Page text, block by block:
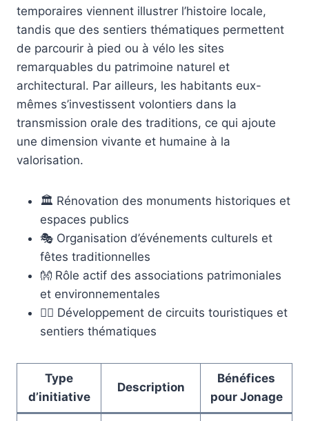
temporaires viennent illustrer l’histoire locale,
tandis que des sentiers thématiques permettent
de parcourir à pied ou à vélo les sites
remarquables du patrimoine naturel et
architectural. Par ailleurs, les habitants eux-
mêmes s’investissent volontiers dans la
transmission orale des traditions, ce qui ajoute
une dimension vivante et humaine à la
valorisation.
🏛️ Rénovation des monuments historiques et
espaces publics
🎭 Organisation d’événements culturels et
fêtes traditionnelles
👐 Rôle actif des associations patrimoniales
et environnementales
🚶‍♂️ Développement de circuits touristiques et
sentiers thématiques
Type
d’initiative
Description
Bénéfices
pour Jonage